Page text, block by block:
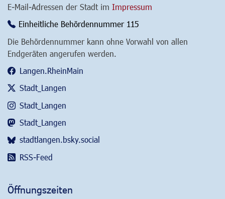
E-Mail-Adressen der Stadt im Impressum
Einheitliche Behördennummer 115
Die Behördennummer kann ohne Vorwahl von allen
Endgeräten angerufen werden.
Langen.RheinMain
Stadt_Langen
Stadt_Langen
Stadt_Langen
stadtlangen.bsky.social
RSS-Feed
Öffnungszeiten